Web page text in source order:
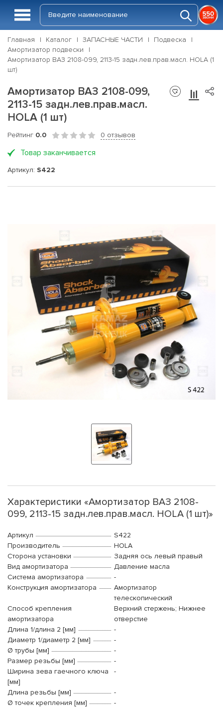
Главная Каталог ЗАПАСНЫЕ ЧАСТИ
Подвеска
Амортизатор подвески
Амортизатор ВАЗ 2108-099, 2113-15 задн.лев.прав.масл. HOLA (1
шт)
Амортизатор ВАЗ 2108-099,
2113-15 задн.лев.прав.масл.
HOLA (1 шт)
Рейтинг 0.0 0 отзывов
Товар заканчивается
Артикул: S422
Характеристики «Амортизатор ВАЗ 2108-
099, 2113-15 задн.лев.прав.масл. HOLA (1 шт)»
Артикул
S422
Производитель
HOLA
Сторона установки
Задняя ось левый правый
Вид амортизатора
Давление масла
Система амортизатора
-
Конструкция амортизатора
Амортизатор
телескопический
Способ крепления
амортизатора
Верхний стержень; Нижнее
отверстие
Длина 1/длина 2 [мм]
-
Диаметр 1/диаметр 2 [мм]
-
Ø трубы [мм]
-
Размер резьбы [мм]
-
Ширина зева гаечного ключа
[мм]
-
Длина резьбы [мм]
-
Ø точек крепления [мм]
-